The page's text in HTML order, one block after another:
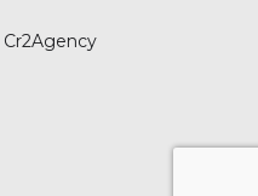
Cr2Agency